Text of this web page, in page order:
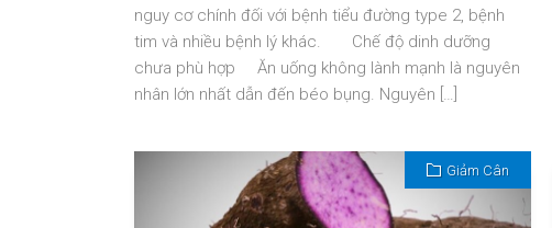
nguy cơ chính đối với bệnh tiểu đường type 2, bệnh
tim và nhiều bệnh lý khác. Chế độ dinh dưỡng
chưa phù hợp Ăn uống không lành mạnh là nguyên
nhân lớn nhất dẫn đến béo bụng. Nguyên […]
Giảm Cân